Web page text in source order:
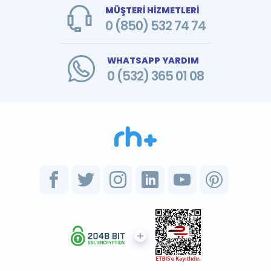
MÜŞTERİ HİZMETLERİ
0 (850) 532 74 74
WHATSAPP YARDIM
0 (532) 365 01 08